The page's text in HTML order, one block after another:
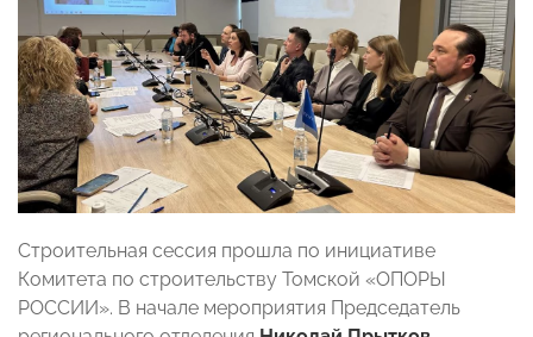
Строительная сессия прошла по инициативе
Комитета по строительству Томской «ОПОРЫ
РОССИИ». В начале мероприятия Председатель